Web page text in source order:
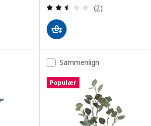
5 ud af 5 Stjerner. Anmeldelser i alt:
Anmeld: 2.5 ud
(2)
Sammenlign
Populær